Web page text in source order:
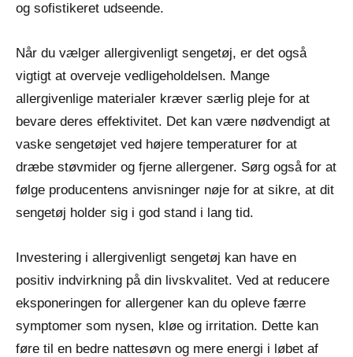
og sofistikeret udseende.
Når du vælger allergivenligt sengetøj, er det også
vigtigt at overveje vedligeholdelsen. Mange
allergivenlige materialer kræver særlig pleje for at
bevare deres effektivitet. Det kan være nødvendigt at
vaske sengetøjet ved højere temperaturer for at
dræbe støvmider og fjerne allergener. Sørg også for at
følge producentens anvisninger nøje for at sikre, at dit
sengetøj holder sig i god stand i lang tid.
Investering i allergivenligt sengetøj kan have en
positiv indvirkning på din livskvalitet. Ved at reducere
eksponeringen for allergener kan du opleve færre
symptomer som nysen, kløe og irritation. Dette kan
føre til en bedre nattesøvn og mere energi i løbet af